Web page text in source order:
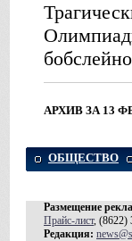
АРХИВ ЗА 13
ОБЩЕСТВО
Размещение
Прайс-лист, (8622)
Редакция: